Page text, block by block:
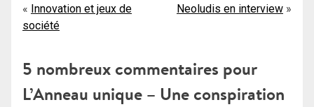
Navigation
de
l’article
Innovation et jeux de
société
Neoludis en interview
5 nombreux commentaires pour
L’Anneau unique – Une conspiration